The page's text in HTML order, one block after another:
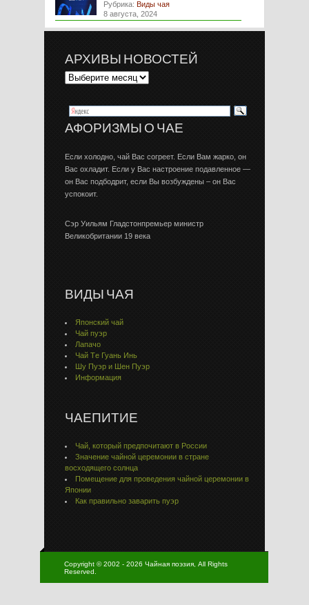
Рубрика: Виды чая
8 августа, 2024
АРХИВЫ НОВОСТЕЙ
АФОРИЗМЫ О ЧАЕ
Если холодно, чай Вас согреет. Если Вам жарко, он
Вас охладит. Если у Вас настроение подавленное —
он Вас подбодрит, если Вы возбуждены – он Вас
успокоит.
Сэр Уильям Гладстонпремьер министр
Великобритании 19 века
ВИДЫ ЧАЯ
Японский чай
Чай пуэр
Лапачо
Чай Тe Гуaнь Инь
Шу Пуэр и Шен Пуэр
Информация
ЧАЕПИТИЕ
Чай, который предпочитают в России
Значение чайной церемонии в стране
восходящего солнца
Помещение для проведения чайной церемонии в
Японии
Как правильно заварить пуэр
Copyright © 2002 - 2026 Чайная поэзия, All Rights
Reserved.